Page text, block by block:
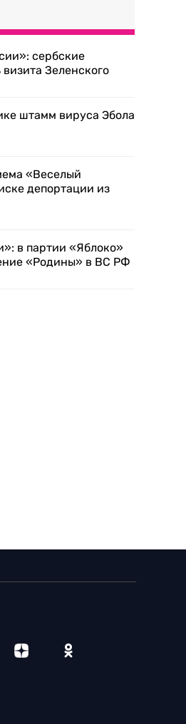
сербские
Зеленского
штамм вируса Эбола
«Веселый
депортации из
в партии «Яблоко»
«Родины» в ВС РФ